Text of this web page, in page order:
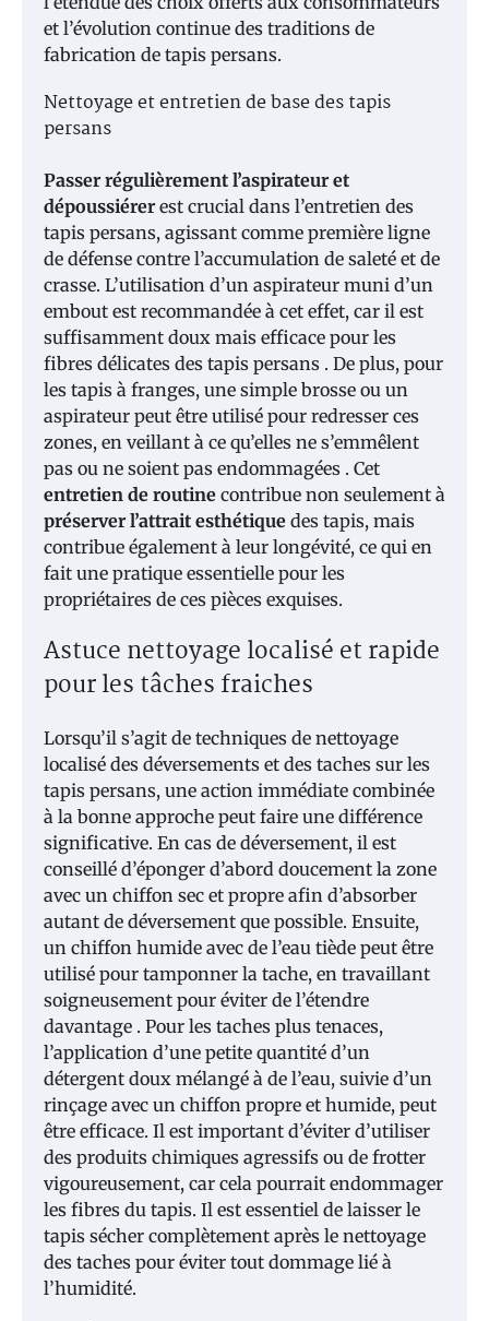
et l’évolution continue des traditions de
fabrication de tapis persans.
Nettoyage et entretien de base des tapis
persans
Passer régulièrement l’aspirateur et
dépoussiérer est crucial dans l’entretien des
tapis persans, agissant comme première ligne
de défense contre l’accumulation de saleté et de
crasse. L’utilisation d’un aspirateur muni d’un
embout est recommandée à cet effet, car il est
suffisamment doux mais efficace pour les
fibres délicates des tapis persans . De plus, pour
les tapis à franges, une simple brosse ou un
aspirateur peut être utilisé pour redresser ces
zones, en veillant à ce qu’elles ne s’emmêlent
pas ou ne soient pas endommagées . Cet
entretien de routine contribue non seulement à
préserver l’attrait esthétique des tapis, mais
contribue également à leur longévité, ce qui en
fait une pratique essentielle pour les
propriétaires de ces pièces exquises.
Astuce nettoyage localisé et rapide
pour les tâches fraiches
Lorsqu’il s’agit de techniques de nettoyage
localisé des déversements et des taches sur les
tapis persans, une action immédiate combinée
à la bonne approche peut faire une différence
significative. En cas de déversement, il est
conseillé d’éponger d’abord doucement la zone
avec un chiffon sec et propre afin d’absorber
autant de déversement que possible. Ensuite,
un chiffon humide avec de l’eau tiède peut être
utilisé pour tamponner la tache, en travaillant
soigneusement pour éviter de l’étendre
davantage . Pour les taches plus tenaces,
l’application d’une petite quantité d’un
détergent doux mélangé à de l’eau, suivie d’un
rinçage avec un chiffon propre et humide, peut
être efficace. Il est important d’éviter d’utiliser
des produits chimiques agressifs ou de frotter
vigoureusement, car cela pourrait endommager
les fibres du tapis. Il est essentiel de laisser le
tapis sécher complètement après le nettoyage
des taches pour éviter tout dommage lié à
l’humidité.